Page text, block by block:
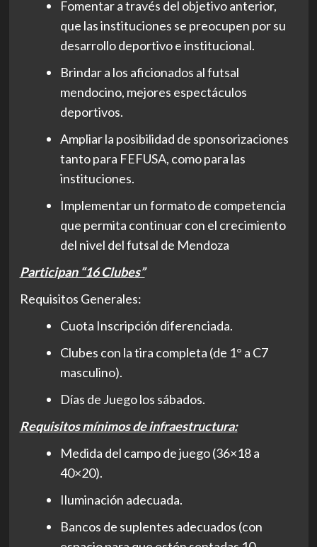
Fomentar a través del objetivo anterior,
que las instituciones se preocupen por su
desarrollo deportivo e institucional.
Brindar a los aficionados al futsal
mendocino, mejores espectáculos
deportivos.
Ampliar la posibilidad de sponsorizaciones
tanto para FEFUSA, como para las
instituciones.
Implementar un formato de competencia
que permita continuar con el crecimiento
del nivel del futsal de Mendoza
Participan “16 Clubes”
Requisitos Generales:
Cuota Inscripción diferenciada.
Clubes con la tira completa (de 1° a C7
masculino).
Días de Juego los sábados.
Requisitos mínimos de infraestructura:
Medida del campo de juego (36×18 a
40×20).
Iluminación adecuada.
Bancos de suplentes adecuados (con